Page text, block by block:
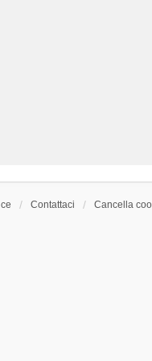
Contattaci Cancella